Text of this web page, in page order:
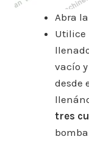
Abra
Utilice
vacío
desde
tres